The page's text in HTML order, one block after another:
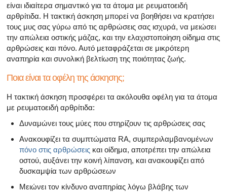
είναι ιδιαίτερα σημαντικό για τα άτομα με ρευματοειδή
αρθρίτιδα. Η τακτική άσκηση μπορεί να βοηθήσει να κρατήσει
τους μυς σας γύρω από τις αρθρώσεις σας ισχυρά, να μειώσει
την απώλεια οστικής μάζας, και την ελαχιστοποίηση οίδημα στις
αρθρώσεις και πόνο. Αυτό μεταφράζεται σε μικρότερη
αναπηρία και συνολική βελτίωση της ποιότητας ζωής.
Ποια είναι τα οφέλη της άσκησης;
Η τακτική άσκηση προσφέρει τα ακόλουθα οφέλη για τα άτομα
με ρευματοειδή αρθρίτιδα:
Δυναμώνει τους μύες που στηρίζουν τις αρθρώσεις σας
Ανακουφίζει τα συμπτώματα RA, συμπεριλαμβανομένων
πόνο στις αρθρώσεις και οίδημα, αποτρέπει την απώλεια
οστού, αυξάνει την κοινή λίπανση, και ανακουφίζει από
δυσκαμψία των αρθρώσεων
Μειώνει τον κίνδυνο αναπηρίας λόγω βλάβης των